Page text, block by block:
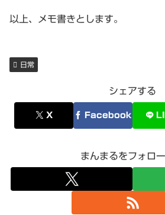
以上、メモ書きとします。
日常
シェアする
X Facebook
まんまるをフォロ